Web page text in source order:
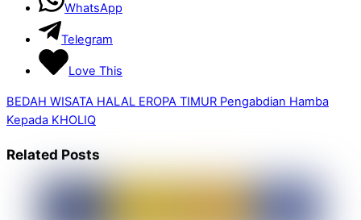
WhatsApp
Telegram
Love This
BEDAH WISATA HALAL EROPA TIMUR Pengabdian Hamba
Kepada KHOLIQ
Related Posts